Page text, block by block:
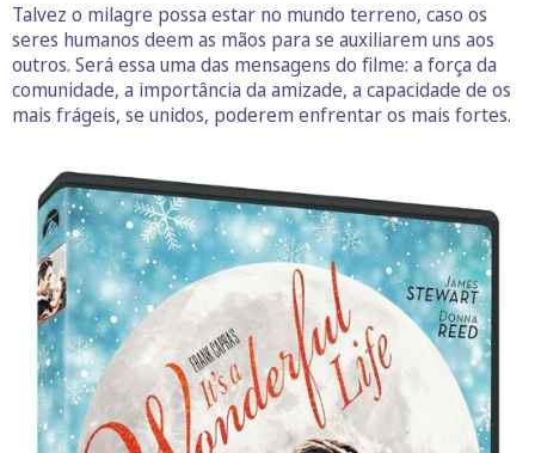
Talvez o milagre possa estar no mundo terreno, caso os
seres humanos deem as mãos para se auxiliarem uns aos
outros. Será essa uma das mensagens do filme: a força da
comunidade, a importância da amizade, a capacidade de os
mais frágeis, se unidos, poderem enfrentar os mais fortes.